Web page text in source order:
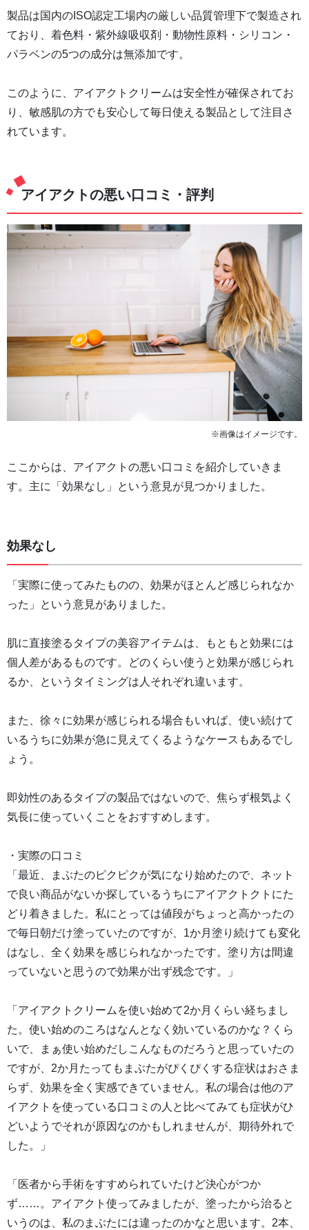
製品は国内のISO認定工場内の厳しい品質管理下で製造され
ており、着色料・紫外線吸収剤・動物性原料・シリコン・
パラベンの5つの成分は無添加です。
このように、アイアクトクリームは安全性が確保されてお
り、敏感肌の方でも安心して毎日使える製品として注目さ
れています。
アイアクトの悪い口コミ・評判
※画像はイメージです。
ここからは、アイアクトの悪い口コミを紹介していきま
す。主に「効果なし」という意見が見つかりました。
効果なし
「実際に使ってみたものの、効果がほとんど感じられなか
った」という意見がありました。
肌に直接塗るタイプの美容アイテムは、もともと効果には
個人差があるものです。どのくらい使うと効果が感じられ
るか、というタイミングは人それぞれ違います。
また、徐々に効果が感じられる場合もいれば、使い続けて
いるうちに効果が急に見えてくるようなケースもあるでし
ょう。
即効性のあるタイプの製品ではないので、焦らず根気よく
気長に使っていくことをおすすめします。
・実際の口コミ
「最近、まぶたのピクピクが気になり始めたので、ネット
で良い商品がないか探しているうちにアイアクトクトにた
どり着きました。私にとっては値段がちょっと高かったの
で毎日朝だけ塗っていたのですが、1か月塗り続けても変化
はなし、全く効果を感じられなかったです。塗り方は間違
っていないと思うので効果が出ず残念です。」
「アイアクトクリームを使い始めて2か月くらい経ちまし
た。使い始めのころはなんとなく効いているのかな？くら
いで、まぁ使い始めだしこんなものだろうと思っていたの
ですが、2か月たってもまぶたがぴくぴくする症状はおさま
らず、効果を全く実感できていません。私の場合は他のア
イアクトを使っている口コミの人と比べてみても症状がひ
どいようでそれが原因なのかもしれませんが、期待外れで
した。」
「医者から手術をすすめられていたけど決心がつか
ず……。アイアクト使ってみましたが、塗ったから治ると
いうのは、私のまぶたには違ったのかなと思います。2本、